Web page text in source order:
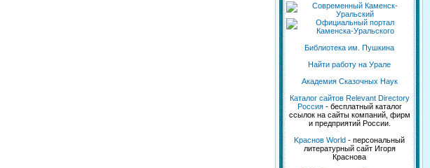
Библиотека им. Пушкина
Найти работу на Урале
Академия Сказочных Наук
Каталог сайтов Relevant Directory
Россия- бесплатный каталог
ссылок на сайты компаний, фирм
и предприятий России.
Kраснов World - персональный
литературный сайт Игоря
Краснова